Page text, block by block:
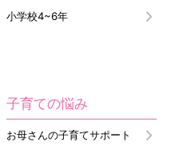
小学校4~6年
子育ての悩み
お母さんの子育てサポート